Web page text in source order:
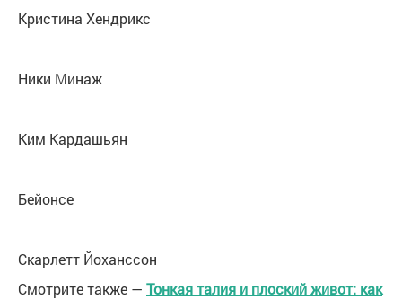
Кристина Хендрикс
Ники Минаж
Ким Кардашьян
Бейонсе
Скарлетт Йоханссон
Смотрите также — Тонкая талия и плоский живот: как